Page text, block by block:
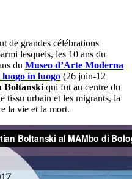
de grandes célébrations
lesquels, les 10 ans du
du Museo d’Arte Moderna
in luogo (26 juin-12
Boltanski qui fut au centre du
tissu urbain et les migrants, la
la vie et la mort.